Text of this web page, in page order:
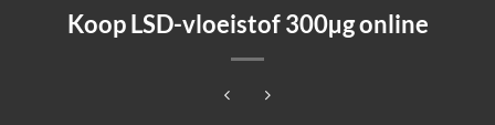
Koop LSD-vloeistof 300µg online